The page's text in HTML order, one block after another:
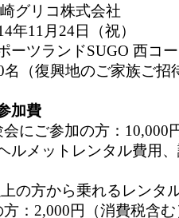
リコ株式会社
年11月24日（祝）
ツランドSUGO 西コ
（復興地のご家族ご招
加費
にご参加の方：10,000
ルメットレンタル費用
方から乗れるレンタ
：2,000円（消費税含む